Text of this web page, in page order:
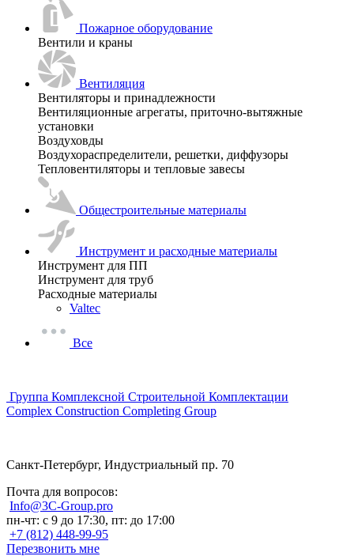
Пожарное оборудование
Вентили и краны
Вентиляция
Вентиляторы и принадлежности
Вентиляционные агрегаты, приточно-вытяжные
установки
Воздуховды
Воздухораспределители, решетки, диффузоры
Тепловентиляторы и тепловые завесы
Общестроительные материалы
Инструмент и расходные материалы
Инструмент для ПП
Инструмент для труб
Расходные материалы
Valtec
Все
Группа Комплексной Строительной Комплектации
Complex Construction Completing Group
Санкт-Петербург, Индустриальный пр. 70
Почта для вопросов:
Info@3C-Group.pro
пн-чт: с 9 до 17:30, пт: до 17:00
+7 (812) 448-99-95
Перезвонить мне